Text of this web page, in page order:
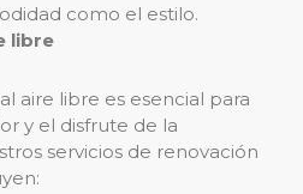
como el estilo.
libre
aire libre es esencial para
y el disfrute de la
servicios de renovación